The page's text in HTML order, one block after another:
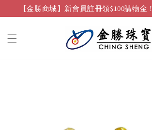
【金勝商城】新會員註冊領$100購物金！